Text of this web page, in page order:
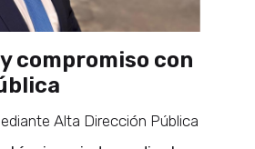
compromiso con
Alta Dirección Pública